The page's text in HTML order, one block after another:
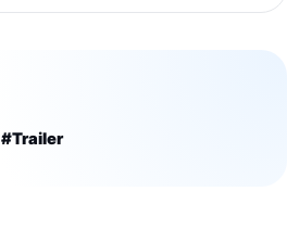
#Trailer